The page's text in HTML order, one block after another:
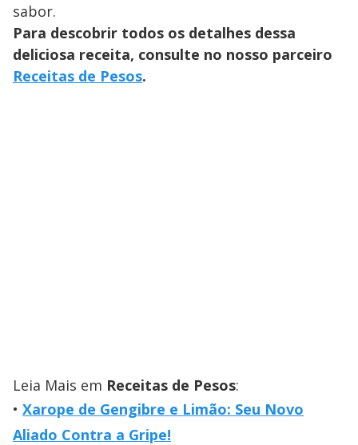
sabor.
Para descobrir todos os detalhes dessa
deliciosa receita, consulte no nosso parceiro
Receitas de Pesos.
Leia Mais em Receitas de Pesos:
Xarope de Gengibre e Limão: Seu Novo
Aliado Contra a Gripe!